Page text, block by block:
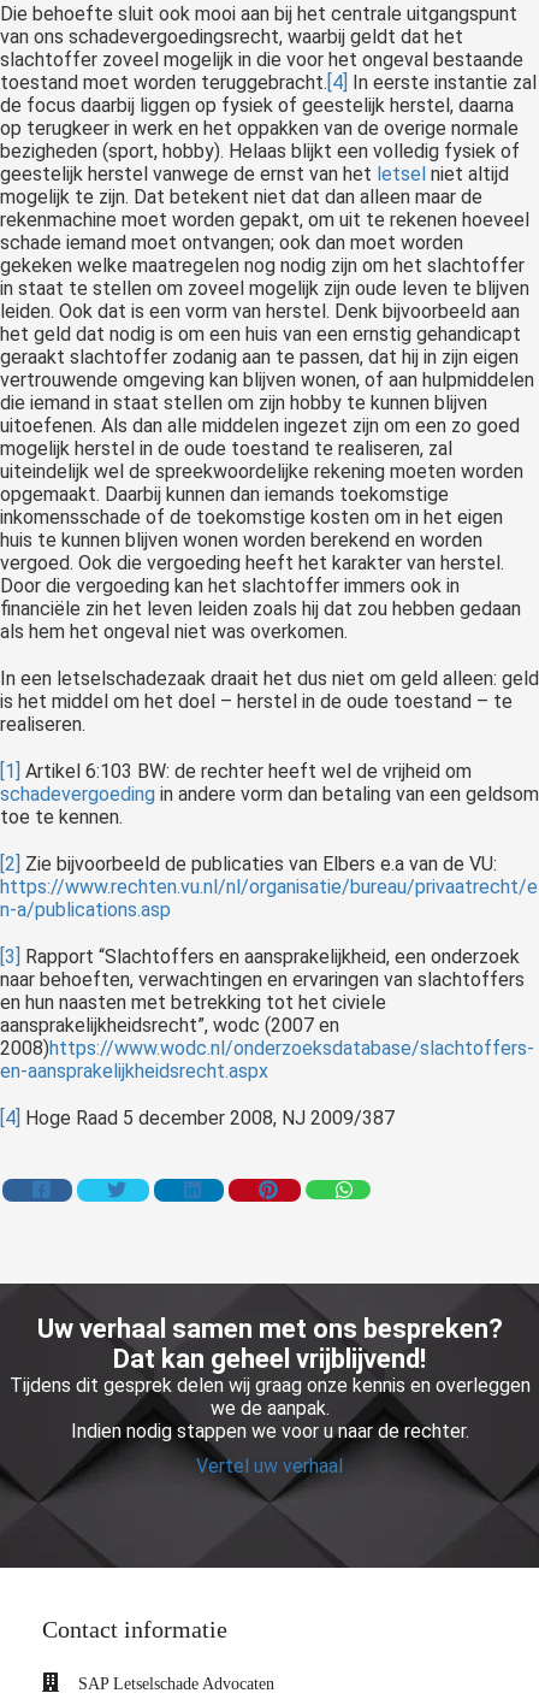
Die behoefte sluit ook mooi aan bij het centrale uitgangspunt
van ons schadevergoedingsrecht, waarbij geldt dat het
slachtoffer zoveel mogelijk in die voor het ongeval bestaande
toestand moet worden teruggebracht.[4] In eerste instantie zal
de focus daarbij liggen op fysiek of geestelijk herstel, daarna
op terugkeer in werk en het oppakken van de overige normale
bezigheden (sport, hobby). Helaas blijkt een volledig fysiek of
geestelijk herstel vanwege de ernst van het letsel niet altijd
mogelijk te zijn. Dat betekent niet dat dan alleen maar de
rekenmachine moet worden gepakt, om uit te rekenen hoeveel
schade iemand moet ontvangen; ook dan moet worden
gekeken welke maatregelen nog nodig zijn om het slachtoffer
in staat te stellen om zoveel mogelijk zijn oude leven te blijven
leiden. Ook dat is een vorm van herstel. Denk bijvoorbeeld aan
het geld dat nodig is om een huis van een ernstig gehandicapt
geraakt slachtoffer zodanig aan te passen, dat hij in zijn eigen
vertrouwende omgeving kan blijven wonen, of aan hulpmiddelen
die iemand in staat stellen om zijn hobby te kunnen blijven
uitoefenen. Als dan alle middelen ingezet zijn om een zo goed
mogelijk herstel in de oude toestand te realiseren, zal
uiteindelijk wel de spreekwoordelijke rekening moeten worden
opgemaakt. Daarbij kunnen dan iemands toekomstige
inkomensschade of de toekomstige kosten om in het eigen
huis te kunnen blijven wonen worden berekend en worden
vergoed. Ook die vergoeding heeft het karakter van herstel.
Door die vergoeding kan het slachtoffer immers ook in
financiële zin het leven leiden zoals hij dat zou hebben gedaan
als hem het ongeval niet was overkomen.
In een letselschadezaak draait het dus niet om geld alleen: geld
is het middel om het doel – herstel in de oude toestand – te
realiseren.
[1] Artikel 6:103 BW: de rechter heeft wel de vrijheid om
schadevergoeding in andere vorm dan betaling van een geldsom
toe te kennen.
[2] Zie bijvoorbeeld de publicaties van Elbers e.a van de VU:
https://www.rechten.vu.nl/nl/organisatie/bureau/privaatrecht/
n-a/publications.asp
[3] Rapport “Slachtoffers en aansprakelijkheid, een onderzoek
naar behoeften, verwachtingen en ervaringen van slachtoffers
en hun naasten met betrekking tot het civiele
aansprakelijkheidsrecht”, wodc (2007 en
2008)https://www.wodc.nl/onderzoeksdatabase/slachtoffers-
en-aansprakelijkheidsrecht.aspx
[4] Hoge Raad 5 december 2008, NJ 2009/387
Uw verhaal samen met ons bespreken?
Dat kan geheel vrijblijvend!
Tijdens dit gesprek delen wij graag onze kennis en overleggen
we de aanpak.
Indien nodig stappen we voor u naar de rechter.
Vertel uw verhaal
Contact informatie
SAP Letselschade Advocaten